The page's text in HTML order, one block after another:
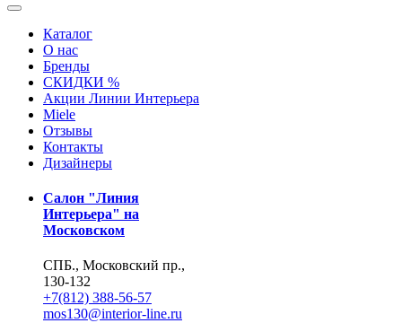
Каталог
О нас
Бренды
СКИДКИ %
Акции Линии Интерьера
Miele
Отзывы
Контакты
Дизайнеры
Салон "Линия
Интерьера" на
Московском
СПБ., Московский пр.,
130-132
+7(812) 388-56-57
mos130@interior-line.ru